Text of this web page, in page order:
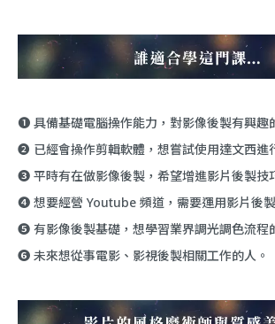
❶ 具備基礎電腦操作能力，對影像後製有興趣
❷ 已經會操作剪輯軟體，想嘗試使用達文西進
❸ 平時有在做影像後製，希望增進影片後製技
❹ 想要經營 Youtube 頻道，需要運用影片後製
❺ 有影像後製基礎，想學習業界調光調色流程
❻ 未來想從事電影、影視後製相關工作的人。